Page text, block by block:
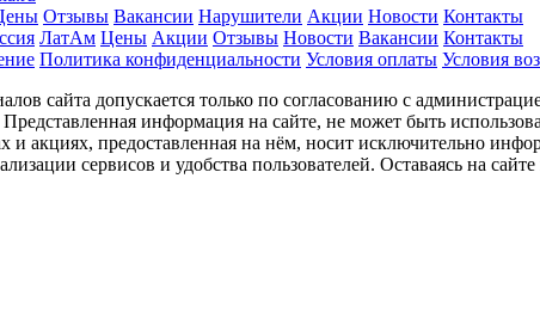
Отзывы Вакансии Нарушители Акции Новости Контакты
ЛатАм Цены Акции Отзывы Новости Вакансии Контакты
Политика конфиденциальности Условия оплаты Условия
сайта допускается только по согласованию с
информация на сайте, не может быть
и акциях, предоставленная на нём, носит исключительно
сервисов и удобства пользователей. Оставаясь на